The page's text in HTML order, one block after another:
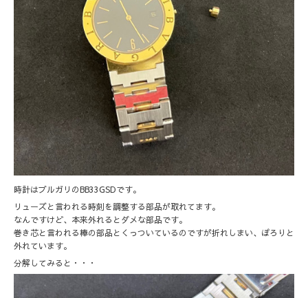
時計はブルガリのBB33GSDです。
リューズと言われる時刻を調整する部品が取れてます。
なんですけど、本来外れるとダメな部品です。
巻き芯と言われる棒の部品とくっついているのですが折れしまい、ぽろりと
外れています。
分解してみると・・・